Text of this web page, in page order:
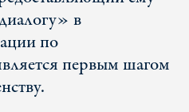
в
по
первым шагом